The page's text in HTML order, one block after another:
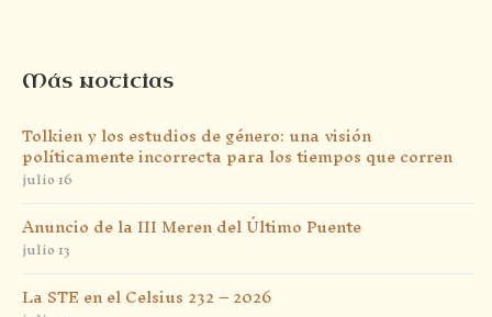
Más noticias
Tolkien y los estudios de género: una visión
políticamente incorrecta para los tiempos que corren
julio 16
Anuncio de la III Meren del Último Puente
julio 13
La STE en el Celsius 232 – 2026